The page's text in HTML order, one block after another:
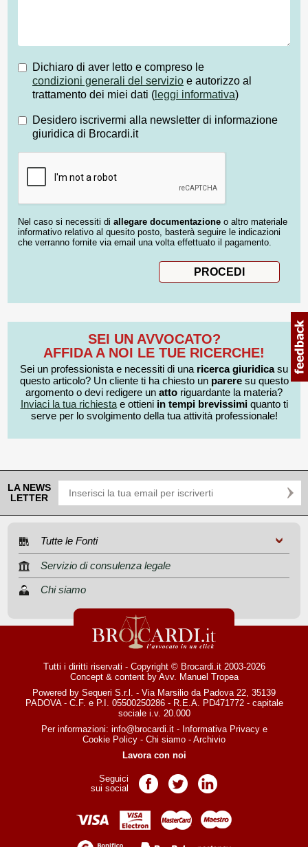
Dichiaro di aver letto e compreso le
condizioni generali del servizio e autorizzo al
trattamento dei miei dati ( leggi informativa)
Desidero iscrivermi alla newsletter di informazione
giuridica di Brocardi.it
Nel caso si necessiti di allegare documentazione o altro materiale
informativo relativo al quesito posto, basterà seguire le indicazioni
che verranno fornite via email una volta effettuato il pagamento.
SEI UN AVVOCATO?
AFFIDA A NOI LE TUE RICERCHE!
Sei un professionista e necessiti di una ricerca giuridicasu
questo articolo? Un cliente ti ha chiesto un pareresu questo
argomento o devi redigere un atto riguardante la materia?
Inviaci la tua richiestae ottieni in tempi brevissimiquanto ti
serve per lo svolgimento della tua attività professionale!
LA NEWS
LETTER
Tutte le Fonti
Servizio di consulenza legale
Chi siamo
Tutti i diritti riservati - Copyright © Brocardi.it 2003-2026
Concept & content by Avv. Manuel Tropea
Powered by Sequeri S.r.l. - Via Marsilio da Padova 22, 35139
PADOVA - C.F. e P.I. 05500250286 - R.E.A. PD471772 - capitale
sociale i.v. 20.000
Per informazioni: info@brocardi.it- Informativa Privacye
Cookie Policy - Chi siamo - Archivio
Lavora con noi
Seguici
sui social
Pagina Facebook
Pagina TwitterPagina LinkedIn